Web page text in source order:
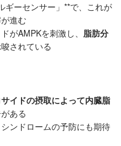
ギーセンサー」**で、これが
進む
がAMPKを刺激し、 脂肪分
されている
イドの摂取によって内臓脂
ある
ンドロームの予防にも期待